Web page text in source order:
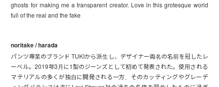
ghosts for making me a transparent creator. Love in this grotesque world
full of the real and the fake
noritake / harada
パンツ専業のブランド TUKIから派生し、デザイナー両名の名前を冠したレ
ーベル。2019年3月に1型のジーンズとして初めて発表された。使用される
マテリアルの多くが独自に開発される一方、そのカッティングやグレーデ